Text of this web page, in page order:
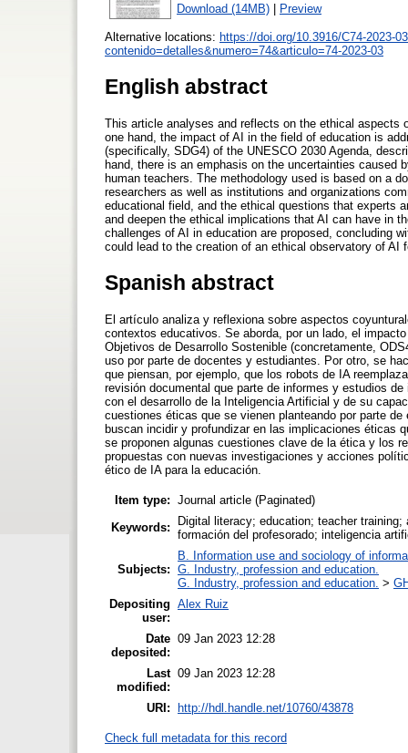
Download (14MB) | Preview
Alternative locations: https://doi.org/10.3916/C74-2023-03
contenido=detalles&numero=74&articulo=74-2023-03
English abstract
This article analyses and reflects on the ethical
one hand, the impact of AI in the field of education is
(specifically, SDG4) of the UNESCO 2030 Agenda,
hand, there is an emphasis on the uncertainties
human teachers. The methodology used is based on a
researchers as well as institutions and organizations
educational field, and the ethical questions that experts
and deepen the ethical implications that AI can have in
challenges of AI in education are proposed, concluding
could lead to the creation of an ethical observatory of AI
Spanish abstract
El artículo analiza y reflexiona sobre aspectos
contextos educativos. Se aborda, por un lado, el
Objetivos de Desarrollo Sostenible (concretamente,
uso por parte de docentes y estudiantes. Por otro, se
que piensan, por ejemplo, que los robots de IA
revisión documental que parte de informes y estudios
con el desarrollo de la Inteligencia Artificial y de su
cuestiones éticas que se vienen planteando por parte
buscan incidir y profundizar en las implicaciones éticas
se proponen algunas cuestiones clave de la ética y los
propuestas con nuevas investigaciones y acciones
ético de IA para la educación.
Item type: Journal article (Paginated)
Keywords:
Digital literacy; education; teacher
formación del profesorado; inteligencia
Subjects:
B. Information use and sociology of
G. Industry, profession and education.
G. Industry, profession and education. >
Depositing
user:
Alex Ruiz
Date
deposited:
09 Jan 2023 12:28
Last
modified:
09 Jan 2023 12:28
URI: http://hdl.handle.net/10760/43878
Check full metadata for this record